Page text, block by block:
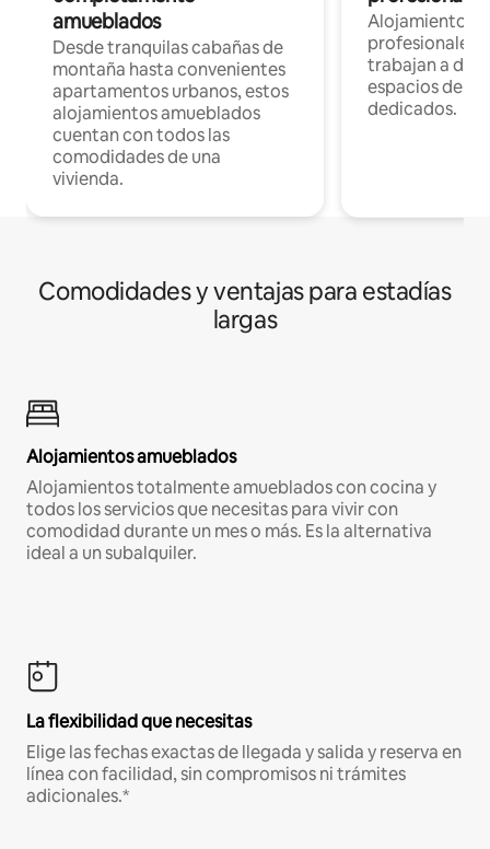
amueblados
Desde tranquilas cabañas de
montaña hasta convenientes
apartamentos urbanos, estos
alojamientos amueblados
cuentan con todos las
comodidades de una
vivienda.
Alojamientos
profesionales
trabajan a
espacios de
dedicados.
Comodidades y ventajas para estadías
largas
Alojamientos amueblados
Alojamientos totalmente amueblados con cocina y
todos los servicios que necesitas para vivir con
comodidad durante un mes o más. Es la alternativa
ideal a un subalquiler.
La flexibilidad que necesitas
Elige las fechas exactas de llegada y salida y reserva en
línea con facilidad, sin compromisos ni trámites
adicionales.*